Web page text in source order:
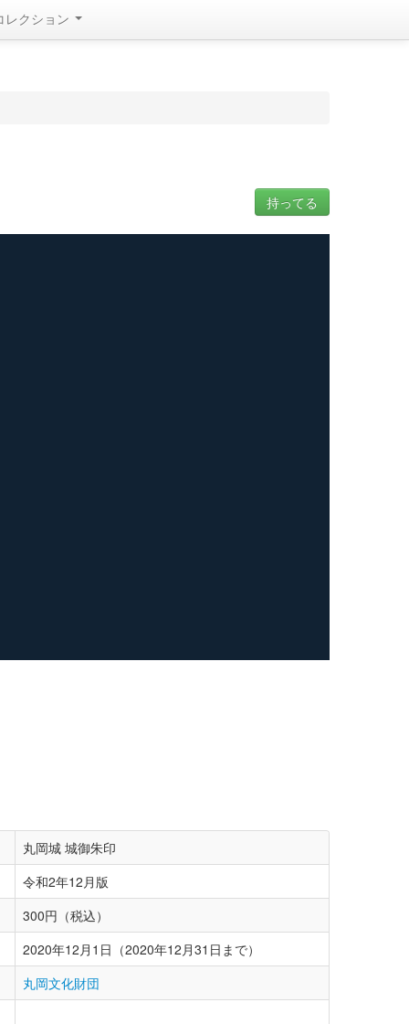
レクション
持ってる
丸岡城 城御朱印
令和2年12月版
300円（税込）
2020年12月1日（2020年12月31日まで）
丸岡文化財団